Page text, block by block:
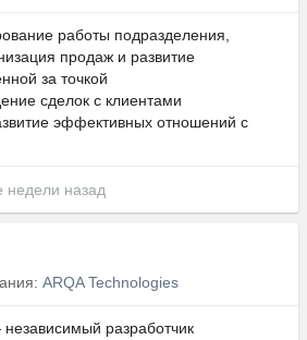
работы подразделения,
продаж и развитие
за точкой
сделок с клиентами
эффективных отношений с
недели назад
ARQA Technologies
разработчик